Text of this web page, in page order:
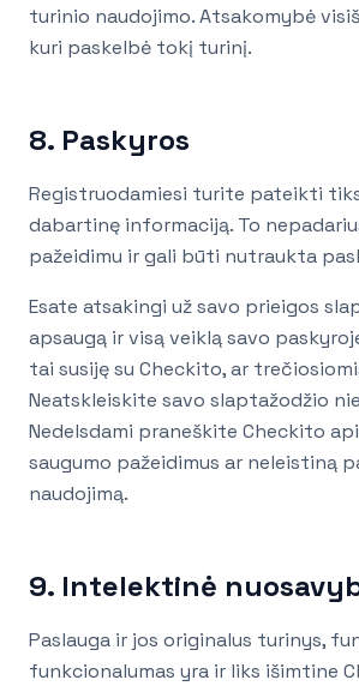
turinio naudojimo. Atsakomybė
kuri paskelbė tokį turinį.
8. Paskyros
Registruodamiesi turite pateikti
dabartinę informaciją. To
pažeidimu ir gali būti nutraukta
Esate atsakingi už savo prieigos
apsaugą ir visą veiklą savo
tai susiję su Checkito, ar
Neatskleiskite savo slaptažodžio
Nedelsdami praneškite Checkito
saugumo pažeidimus ar neleistiną
naudojimą.
9. Intelektinė
Paslauga ir jos originalus turinys,
funkcionalumas yra ir liks išimtine